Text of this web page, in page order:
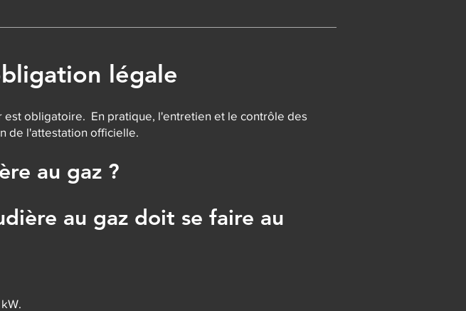
légale
obligatoire. En pratique, l'entretien et le contrôle des
de l'attestation officielle.
au gaz ?
au gaz doit se faire au